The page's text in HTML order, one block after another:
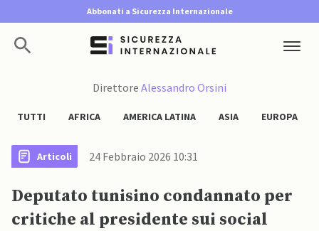
Abbonati a Sicurezza Internazionale
Direttore Alessandro Orsini
TUTTI AFRICA AMERICA LATINA ASIA EUROPA
Articoli 24 Febbraio 2026 10:31
Deputato tunisino condannato per
critiche al presidente sui social